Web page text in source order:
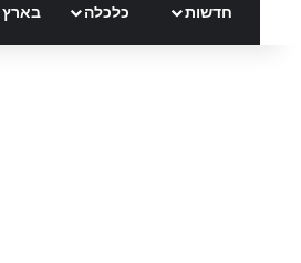
חדשות כלכלה בארץ